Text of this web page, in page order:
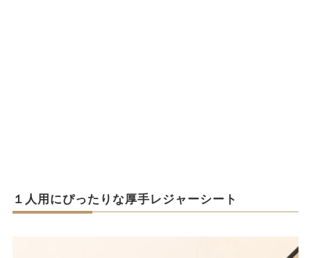
１人用にぴったりな厚手レジャーシート